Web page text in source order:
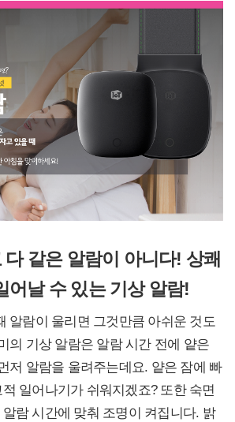
같은 알람이 아니다! 상쾌
어날 수 있는 기상 알람!
알람이 울리면 그것만큼 아쉬운 것도
의 기상 알람은 알람 시간 전에 얕은
저 알람을 울려주는데요. 얕은 잠에 빠
일어나기가 쉬워지겠죠? 또한 숙면
람 시간에 맞춰 조명이 켜집니다. 밝